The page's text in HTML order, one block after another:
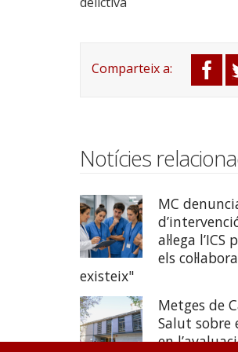
Notícies
MC
al·lega
els
existeix"
Metges de
Salut
en